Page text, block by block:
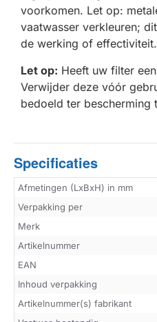
voorkomen. Let op:
vaatwasser verkleuren;
de werking of effectiviteit.
Let op: Heeft uw filter
Verwijder deze vóór
bedoeld ter bescherming
Specificaties
Afmetingen (LxBxH) in mm
Verpakking per
Merk
Artikelnummer
EAN
Inhoud verpakking
Artikelnummer(s) fabrikant